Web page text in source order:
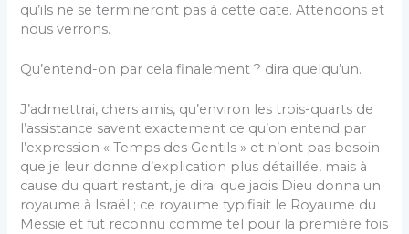
qu’ils ne se termineront pas à cette date. Attendons et
nous verrons.
Qu’entend-on par cela finalement ? dira quelqu’un.
J’admettrai, chers amis, qu’environ les trois-quarts de
l’assistance savent exactement ce qu’on entend par
l’expression « Temps des Gentils » et n’ont pas besoin
que je leur donne d’explication plus détaillée, mais à
cause du quart restant, je dirai que jadis Dieu donna un
royaume à Israël ; ce royaume typifiait le Royaume du
Messie et fut reconnu comme tel pour la première fois